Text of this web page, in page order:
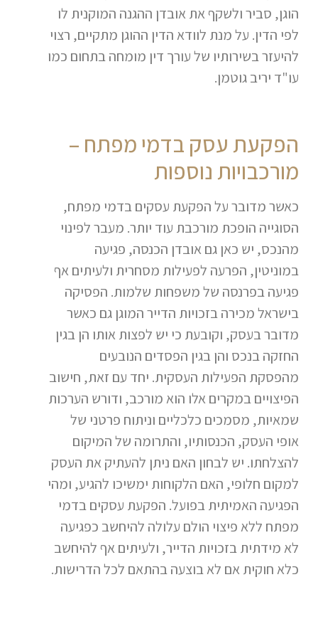
הוגן, סביר ולשקף את אובדן ההגנה המוקנית לו
לפי הדין. על מנת לוודא הדין ההוגן מתקיים, רצוי
להיעזר בשירותיו של עורך דין מומחה בתחום כמו
עו"ד יריב גוטמן.
הפקעת עסק בדמי מפתח –
מורכבויות נוספות
כאשר מדובר על הפקעת עסקים בדמי מפתח,
הסוגייה הופכת מורכבת עוד יותר. מעבר לפינוי
מהנכס, יש כאן גם אובדן הכנסה, פגיעה
במוניטין, הפרעה לפעילות מסחרית ולעיתים אף
פגיעה בפרנסה של משפחות שלמות. הפסיקה
בישראל מכירה בזכויות הדייר המוגן גם כאשר
מדובר בעסק, וקובעת כי יש לפצות אותו הן בגין
החזקה בנכס והן בגין הפסדים הנובעים
מהפסקת הפעילות העסקית. יחד עם זאת, חישוב
הפיצויים במקרים אלו הוא מורכב, ודורש הערכות
שמאיות, מסמכים כלכליים וניתוח פרטני של
אופי העסק, הכנסותיו, והתרומה של המיקום
להצלחתו. יש לבחון האם ניתן להעתיק את העסק
למקום חלופי, האם הלקוחות ימשיכו להגיע, ומהי
הפגיעה האמיתית בפועל. הפקעת עסקים בדמי
מפתח ללא פיצוי הולם עלולה להיחשב כפגיעה
לא מידתית בזכויות הדייר, ולעיתים אף להיחשב
כלא חוקית אם לא בוצעה בהתאם לכל הדרישות.